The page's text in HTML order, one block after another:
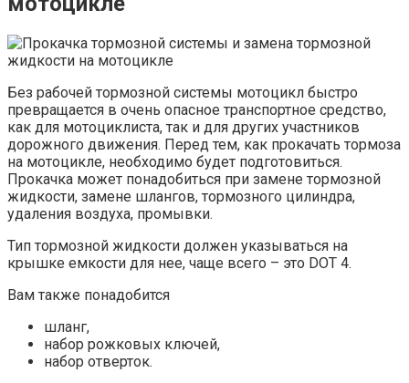
Без рабочей тормозной системы мотоцикл быстро
превращается в очень опасное транспортное средство,
как для мотоциклиста, так и для других участников
дорожного движения. Перед тем, как прокачать тормоза
на мотоцикле, необходимо будет подготовиться.
Прокачка может понадобиться при замене тормозной
жидкости, замене шлангов, тормозного цилиндра,
удаления воздуха, промывки.
Тип тормозной жидкости должен указываться на
крышке емкости для нее, чаще всего – это DOT 4.
Вам также понадобится
шланг,
набор рожковых ключей,
набор отверток.